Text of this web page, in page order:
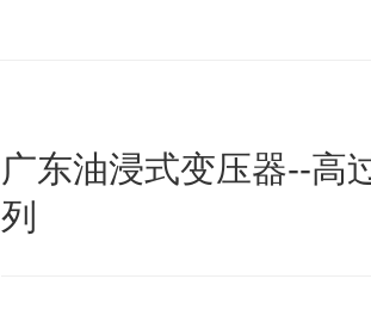
广东油浸式变压器--高
列